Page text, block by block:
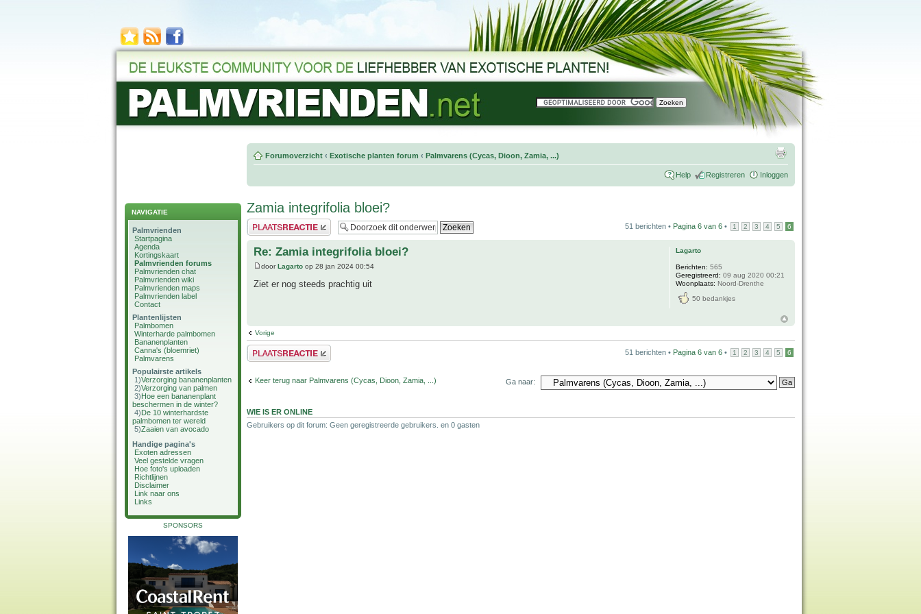
NAVIGATIE
Palmvrienden
Startpagina
Agenda
Kortingskaart
Palmvrienden forums
Palmvrienden chat
Palmvrienden wiki
Palmvrienden maps
Palmvrienden label
Contact
Plantenlijsten
Palmbomen
Winterharde palmbomen
Bananenplanten
Canna's (bloemriet)
Palmvarens
Populairste artikels
1)Verzorging bananenplanten
2)Verzorging van palmen
3)Hoe een bananenplant
beschermen in de winter?
4)De 10 winterhardste
palmbomen ter wereld
5)Zaaien van avocado
Handige pagina's
Exoten adressen
Veel gestelde vragen
Hoe foto's uploaden
Richtlijnen
Disclaimer
Link naar ons
Links
SPONSORS
Forumoverzicht ‹ Exotische planten forum ‹ Palmvarens (Cycas, Dioon, Zamia, ...)
Help Registreren Inloggen
Zamia integrifolia bloei?
Plaats een reactie 51 berichten • Pagina 6 van 6 • 1 2 3 4 5 6
Re: Zamia integrifolia bloei?
doorLagarto op 28 jan 2024 00:54
Ziet er nog steeds prachtig uit
Lagarto
Berichten: 565
Geregistreerd: 09 aug 2020 00:21
Woonplaats: Noord-Drenthe
50 bedankjes
Vorige
Plaats een reactie 51 berichten • Pagina 6 van 6 • 1 2 3 4 5 6
Keer terug naar Palmvarens (Cycas, Dioon, Zamia, ...) Ga naar:
WIE IS ER ONLINE
Gebruikers op dit forum: Geen geregistreerde gebruikers. en 0 gasten